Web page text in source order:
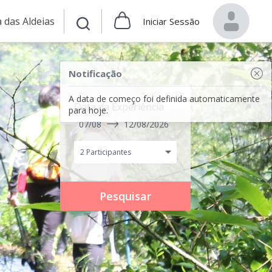
das Aldeias Iniciar Sessão
Notificação
A data de começo foi definida automaticamente
para hoje.
Data da Experiência
07/08 12/08/2026